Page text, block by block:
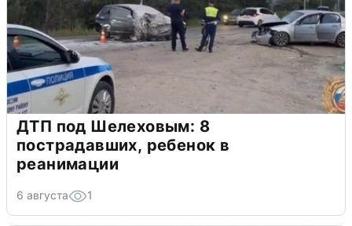
ДТП под Шелеховым: 8
пострадавших, ребенок в
реанимации
6 августа 1